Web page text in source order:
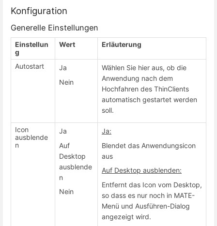
Konfiguration
Generelle Einstellungen
Einstellun
g
Wert Erläuterung
Autostart
Ja
Nein
Wählen Sie hier aus, ob die
Anwendung nach dem
Hochfahren des ThinClients
automatisch gestartet werden
soll.
Icon
ausblende
n
Ja
Auf
Desktop
ausblende
n
Nein
Ja:
Blendet das Anwendungsicon
aus
Auf Desktop ausblenden:
Entfernt das Icon vom Desktop,
so dass es nur noch in MATE-
Menü und Ausführen-Dialog
angezeigt wird.